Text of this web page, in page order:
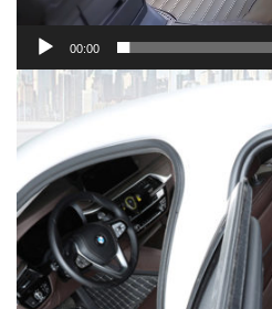
00:00